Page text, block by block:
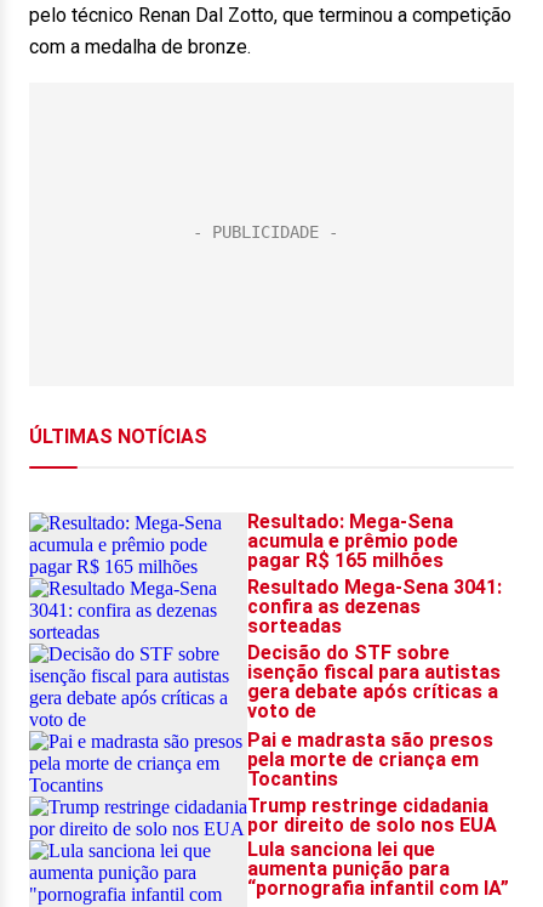
pelo técnico Renan Dal Zotto, que terminou a competição
com a medalha de bronze.